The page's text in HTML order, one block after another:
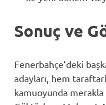
Sonuç ve
Fenerbahçe’deki
adayları, hem
kamuoyunda merakla